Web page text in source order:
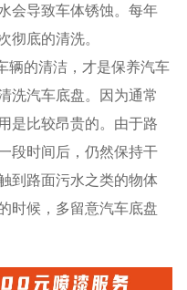
会导致车体锈蚀。每年
彻底的清洗。
辆的清洁，才是保养汽车
洗汽车底盘。因为通常
是比较昂贵的。由于路
段时间后，仍然保持干
到路面污水之类的物体
时候，多留意汽车底盘